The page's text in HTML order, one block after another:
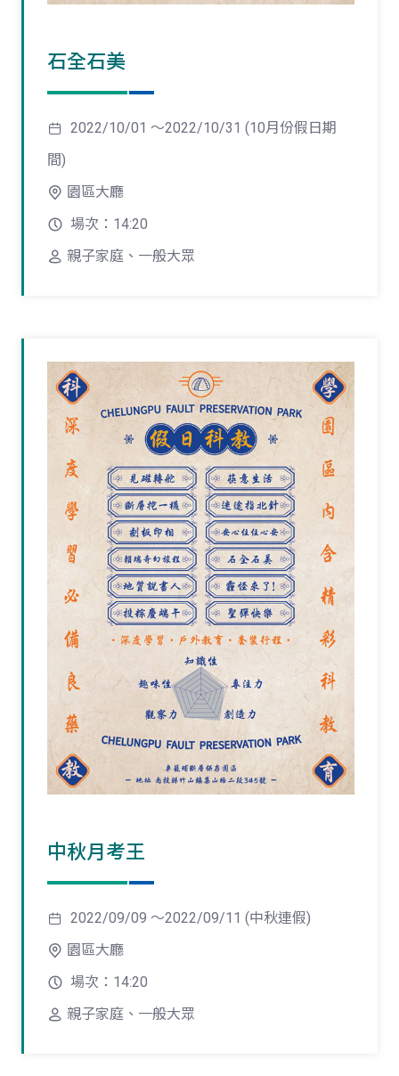
石全石美
2022/10/01 ～2022/10/31 (10月份假日期
間)
園區大廳
場次：14:20
親子家庭、一般大眾
中秋月考王
2022/09/09 ～2022/09/11 (中秋連假)
園區大廳
場次：14:20
親子家庭、一般大眾